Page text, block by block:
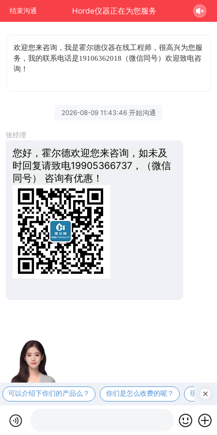
结束沟通 Horde仪器正在为您服务
欢迎您来咨询 ，我是霍尔德仪器在线工程师，很高兴为您服
务，我的联系电话是19106362018（微信同号）欢迎致电咨
询！
2026-08-09 11:43:46 开始沟通
张经理
您好，霍尔德欢迎您来咨询，如未及
时回复请致电19905366737，（微信
同号） 咨询有优惠！
可以介绍下你们的产品么？ 你们是怎么收费的呢？ 现在有